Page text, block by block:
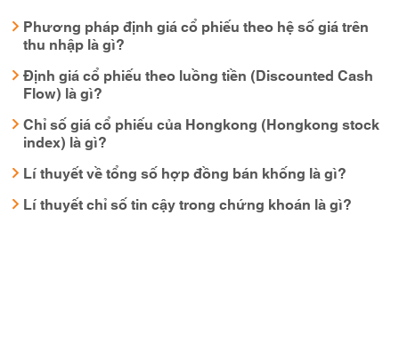
Phương pháp định giá cổ phiếu theo hệ số giá trên
thu nhập là gì?
Định giá cổ phiếu theo luồng tiền (Discounted Cash
Flow) là gì?
Chỉ số giá cổ phiếu của Hongkong (Hongkong stock
index) là gì?
Lí thuyết về tổng số hợp đồng bán khống là gì?
Lí thuyết chỉ số tin cậy trong chứng khoán là gì?